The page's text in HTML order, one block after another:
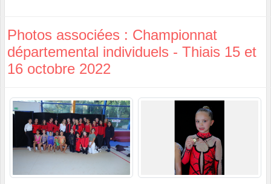
Photos associées : Championnat
départemental individuels - Thiais 15 et
16 octobre 2022